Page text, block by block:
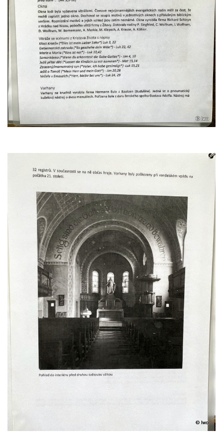
Kostel Narození Panny Marie v
Libochovanech
Márnice u kostel svatého Jana
Nepomuckého ve Starých Křečanech
Kostel svatého Jana Nepomuckého ve
Starých Křečanech
Kostel svatého Václava v Srbské Kamenici
Hrobka rodiny Havlovy na hřbitově v
Kaple svatého Jana Nepomuckého na
Chloumečku v Mělníku
Hřbitovní kaple v Trávníku
Hřbitovní kaple ve Svoru
Kaple na rozcestí v jižní části Budyně nad
Ohří
Kaple v centru Roudníčku
Kaple u domu čp. 51 v Roudníčku
Kaple v Brníkově
Kostel svatého Floriána v Podbradci
Kaple na západním okraji Ředhoště
Kostel svatého Jiljí v Ředhošti
Kaple severně od Ředhoště
Kostel Nanebevzetí Panny Marie v Horním
Hřbitovní kaple v Postoloprtech